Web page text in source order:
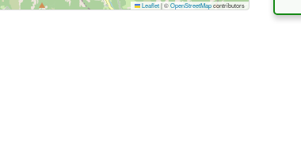
Leaflet|©OpenStreetMapcontributors